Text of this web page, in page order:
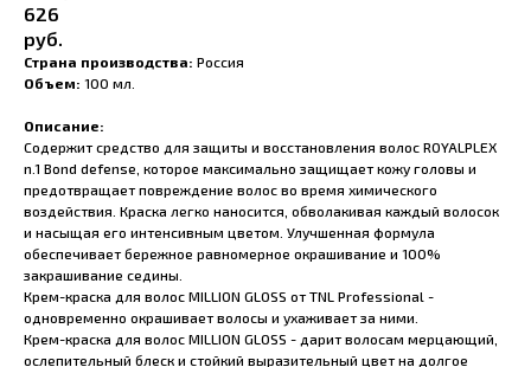
626
руб.
Страна производства: Россия
Объем: 100 мл.
Описание:
Содержит средство для защиты и восстановления волос ROYALPLEX
n.1 Bond defense, которое максимально защищает кожу головы и
предотвращает повреждение волос во время химического
воздействия. Краска легко наносится, обволакивая каждый волосок
и насыщая его интенсивным цветом. Улучшенная формула
обеспечивает бережное равномерное окрашивание и 100%
закрашивание седины.
Крем-краска для волос MILLION GLOSS от TNL Professional -
одновременно окрашивает волосы и ухаживает за ними.
Крем-краска для волос MILLION GLOSS - дарит волосам мерцающий,
ослепительный блеск и стойкий выразительный цвет на долгое